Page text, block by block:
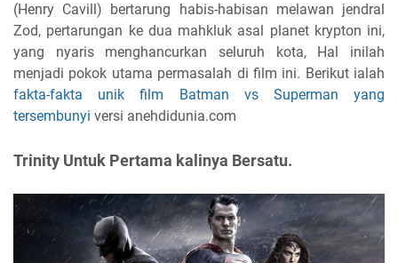
(Henry Cavill) bertarung habis-habisan melawan jendral
Zod, pertarungan ke dua mahkluk asal planet krypton ini,
yang nyaris menghancurkan seluruh kota, Hal inilah
menjadi pokok utama permasalah di film ini. Berikut ialah
fakta-fakta unik film Batman vs Superman yang
tersembunyi versi anehdidunia.com
Trinity Untuk Pertama kalinya Bersatu.